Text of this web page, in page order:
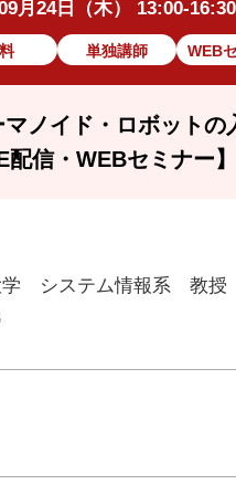
月24日（木） 13:00-16:30
単独講師 WEB
マノイド・ロボットの
配信・WEBセミナー】
学 システム情報系 教